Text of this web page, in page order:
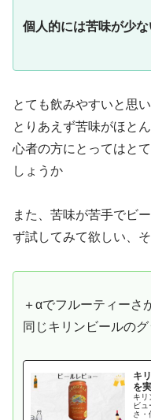
個人的には苦味が少
とても飲みやすいと思
とりあえず苦味がほと
心者の方にとってはと
しょうか
また、苦味が苦手でビ
ず試してみて欲しい、
＋αでフルーティーさ
同じキリンビールの
キ
を
キリ
ビ
さ・